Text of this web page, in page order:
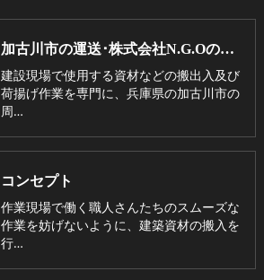
加古川市の運送･株式会社N.G.Oの口コミ情報
建設現場で使用する資材などの搬出入及び
荷揚げ作業を専門に、兵庫県の加古川市の
周…
コンセプト
作業現場で働く職人さんたちのスムーズな
作業を妨げないように、建築資材の搬入を
行…